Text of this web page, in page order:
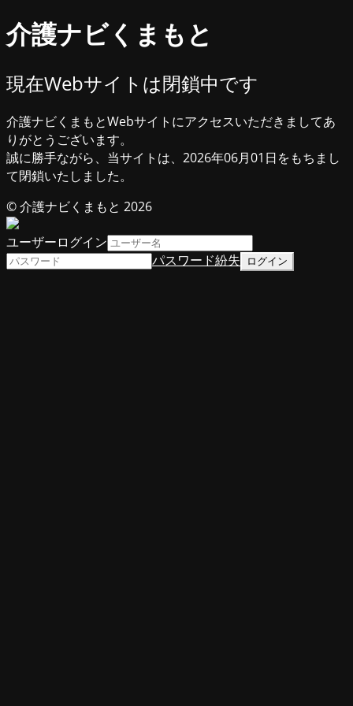
介護ナビくまもと
現在Webサイトは閉鎖中です
介護ナビくまもとWebサイトにアクセスいただきましてあ
りがとうございます。
誠に勝手ながら、当サイトは、2026年06月01日をもちまし
て閉鎖いたしました。
© 介護ナビくまもと 2026
ユーザーログイン
パスワード紛失